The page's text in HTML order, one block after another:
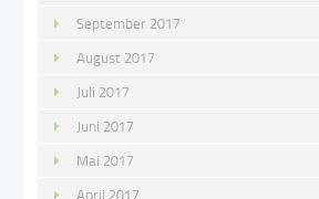
September 2017
August 2017
Juli 2017
Juni 2017
Mai 2017
April 2017